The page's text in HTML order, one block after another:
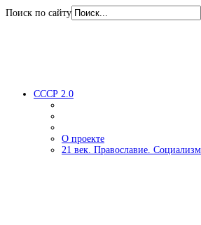
Поиск по сайту
СССР 2.0
О проекте
21 век. Православие. Социализм